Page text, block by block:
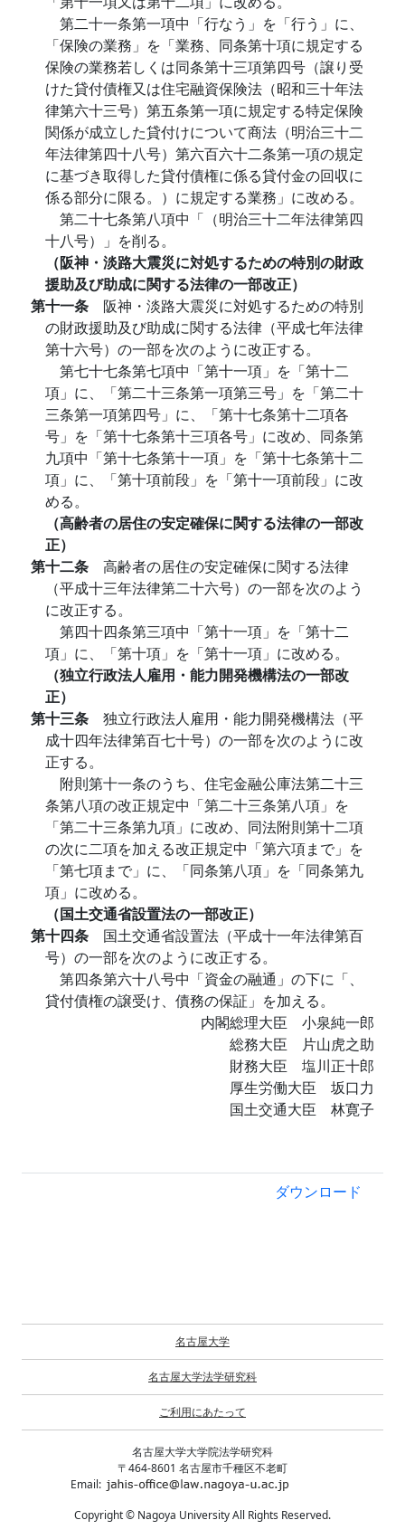
第二十一条第一項中「行なう」を「行う」に、
「保険の業務」を「業務、同条第十項に規定する
保険の業務若しくは同条第十三項第四号（譲り受
けた貸付債権又は住宅融資保険法（昭和三十年法
律第六十三号）第五条第一項に規定する特定保険
関係が成立した貸付けについて商法（明治三十二
年法律第四十八号）第六百六十二条第一項の規定
に基づき取得した貸付債権に係る貸付金の回収に
係る部分に限る。）に規定する業務」に改める。
第二十七条第八項中「（明治三十二年法律第四
十八号）」を削る。
（阪神・淡路大震災に対処するための特別の財政
援助及び助成に関する法律の一部改正）
第十一条 阪神・淡路大震災に対処するための特別
の財政援助及び助成に関する法律（平成七年法律
第十六号）の一部を次のように改正する。
第七十七条第七項中「第十一項」を「第十二
項」に、「第二十三条第一項第三号」を「第二十
三条第一項第四号」に、「第十七条第十二項各
号」を「第十七条第十三項各号」に改め、同条第
九項中「第十七条第十一項」を「第十七条第十二
項」に、「第十項前段」を「第十一項前段」に改
める。
（高齢者の居住の安定確保に関する法律の一部改
正）
第十二条 高齢者の居住の安定確保に関する法律
（平成十三年法律第二十六号）の一部を次のよう
に改正する。
第四十四条第三項中「第十一項」を「第十二
項」に、「第十項」を「第十一項」に改める。
（独立行政法人雇用・能力開発機構法の一部改
正）
第十三条 独立行政法人雇用・能力開発機構法（平
成十四年法律第百七十号）の一部を次のように改
正する。
附則第十一条のうち、住宅金融公庫法第二十三
条第八項の改正規定中「第二十三条第八項」を
「第二十三条第九項」に改め、同法附則第十二項
の次に二項を加える改正規定中「第六項まで」を
「第七項まで」に、「同条第八項」を「同条第九
項」に改める。
（国土交通省設置法の一部改正）
第十四条 国土交通省設置法（平成十一年法律第百
号）の一部を次のように改正する。
第四条第六十八号中「資金の融通」の下に「、
貸付債権の譲受け、債務の保証」を加える。
内閣総理大臣 小泉純一郎
総務大臣 片山虎之助
財務大臣 塩川正十郎
厚生労働大臣 坂口力
国土交通大臣 林寛子
ダウンロード
名古屋大学
名古屋大学法学研究科
ご利用にあたって
名古屋大学大学院法学研究科
〒464-8601 名古屋市千種区不老町
Email:
Copyright © Nagoya University All Rights Reserved.